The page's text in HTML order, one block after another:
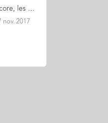
Cette année encore, les entrepreneurs diplômés d'Audencia Business School vous réservent des offres promotionnelles et de nombreuses idées issues de leur créativité pour vos cadeaux de fin d'année. Vous trouverez sur le site : des objets connectés, de la robotique, des livres parfumés, du prêt-à-porter sur mesure, des bijoux, des produits de soin, des jardins verticaux de culture bioponique, des tapis de jeux, des coffrets naissance, de la déco, du mobilier, du coaching à domicile, des ateliers photos ou zero waste, sans oublier le vin, les fromages d’exception, et les produits gourmets à offrir ou pour vos repas de fête. Faites le plein d’idées en un clic et découvrez les projets de nos diplômés entrepreneurs !
nov. 2017